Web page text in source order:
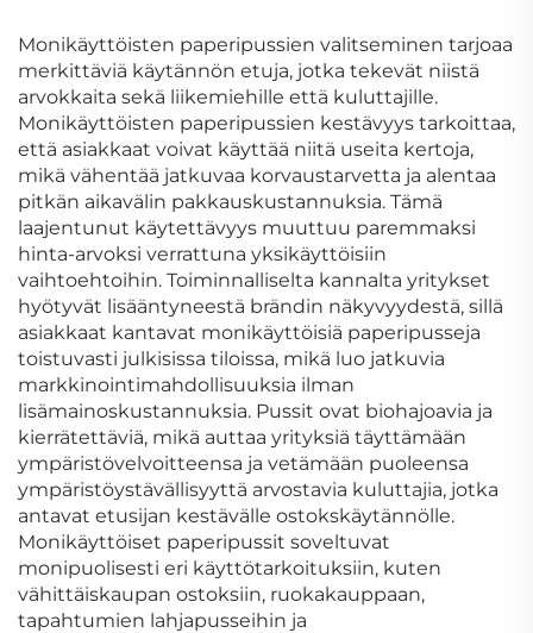
tennis- ja golffpalloille
Monikäyttöisten paperipussien valitseminen tarjoaa
merkittäviä käytännön etuja, jotka tekevät niistä
arvokkaita sekä liikemiehille että kuluttajille.
Monikäyttöisten paperipussien kestävyys tarkoittaa,
että asiakkaat voivat käyttää niitä useita kertoja,
mikä vähentää jatkuvaa korvaustarvetta ja alentaa
pitkän aikavälin pakkauskustannuksia. Tämä
laajentunut käytettävyys muuttuu paremmaksi
hinta-arvoksi verrattuna yksikäyttöisiin
vaihtoehtoihin. Toiminnalliselta kannalta yritykset
hyötyvät lisääntyneestä brändin näkyvyydestä, sillä
asiakkaat kantavat monikäyttöisiä paperipusseja
toistuvasti julkisissa tiloissa, mikä luo jatkuvia
markkinointimahdollisuuksia ilman
lisämainoskustannuksia. Pussit ovat biohajoavia ja
kierrätettäviä, mikä auttaa yrityksiä täyttämään
ympäristövelvoitteensa ja vetämään puoleensa
ympäristöystävällisyyttä arvostavia kuluttajia, jotka
antavat etusijan kestävälle ostokskäytännölle.
Monikäyttöiset paperipussit soveltuvat
monipuolisesti eri käyttötarkoituksiin, kuten
vähittäiskaupan ostoksiin, ruokakauppaan,
tapahtumien lahjapusseihin ja